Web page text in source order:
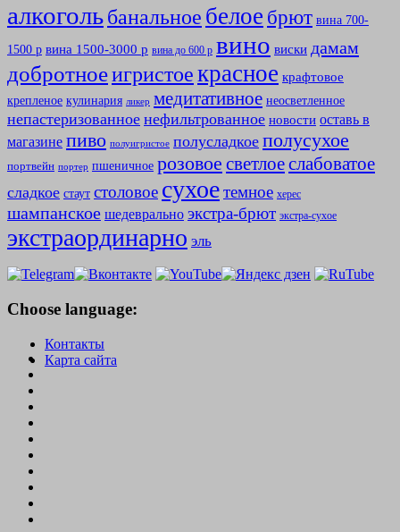
алкогольбанальное белое брют вина 700-
1500 р вина 1500-3000 р вина до 600 р вино виски дамам
добротноеигристоекрасное крафтовое
крепленое кулинария ликер медитативное неосветленное
непастеризованное нефильтрованное новости оставь в
магазине пиво полуигристое полусладкое полусухое
портвейн портер пшеничное розовое светлоеслабоватое
сладкое стаут столовое сухоетемное херес
шампанское шедеврально экстра-брют экстра-сухое
экстраординарно эль
Choose language:
Контакты
Карта сайта